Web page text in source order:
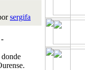
sergifa